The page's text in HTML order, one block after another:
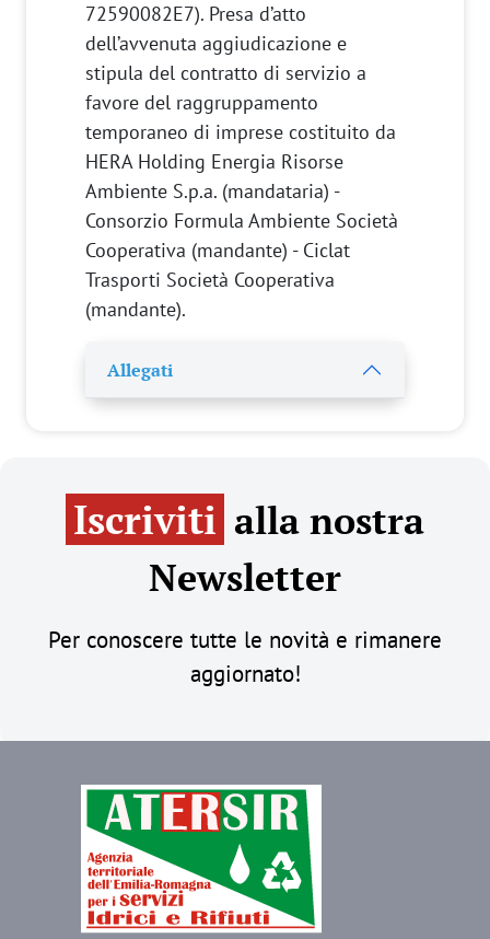
72590082E7). Presa d’atto
dell’avvenuta aggiudicazione e
stipula del contratto di servizio a
favore del raggruppamento
temporaneo di imprese costituito da
HERA Holding Energia Risorse
Ambiente S.p.a. (mandataria) -
Consorzio Formula Ambiente Società
Cooperativa (mandante) - Ciclat
Trasporti Società Cooperativa
(mandante).
Allegati
Iscriviti alla nostra
Newsletter
Per conoscere tutte le novità e rimanere
aggiornato!
Immagine